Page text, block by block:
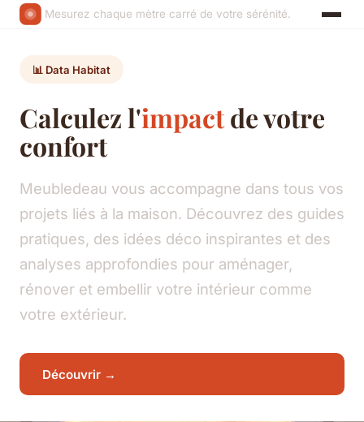
Mesurez chaque mètre carré de votre sérénité.
📊 Data Habitat
Calculez l'impactde votre
confort
Meubledeau vous accompagne dans tous vos
projets liés à la maison. Découvrez des guides
pratiques, des idées déco inspirantes et des
analyses approfondies pour aménager,
rénover et embellir votre intérieur comme
votre extérieur.
Découvrir →